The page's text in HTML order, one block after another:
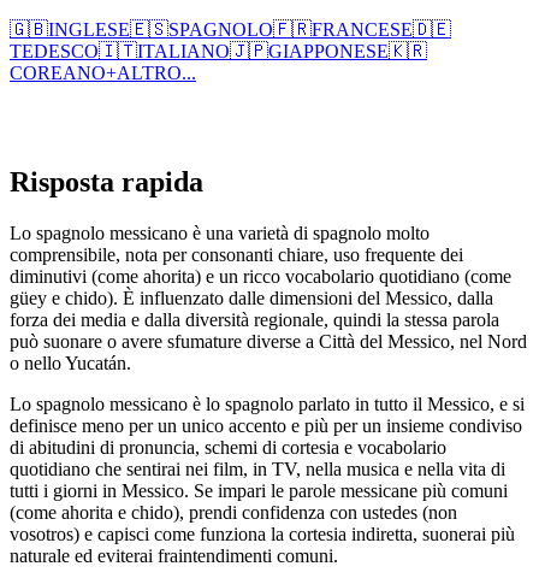
🇬🇧INGLESE🇪🇸SPAGNOLO🇫🇷FRANCESE🇩🇪
TEDESCO🇮🇹ITALIANO🇯🇵GIAPPONESE🇰🇷
COREANO+ALTRO...
Risposta rapida
Lo spagnolo messicano è una varietà di spagnolo molto
comprensibile, nota per consonanti chiare, uso frequente dei
diminutivi (come ahorita) e un ricco vocabolario quotidiano (come
güey e chido). È influenzato dalle dimensioni del Messico, dalla
forza dei media e dalla diversità regionale, quindi la stessa parola
può suonare o avere sfumature diverse a Città del Messico, nel Nord
o nello Yucatán.
Lo spagnolo messicano è lo spagnolo parlato in tutto il Messico, e si
definisce meno per un unico accento e più per un insieme condiviso
di abitudini di pronuncia, schemi di cortesia e vocabolario
quotidiano che sentirai nei film, in TV, nella musica e nella vita di
tutti i giorni in Messico. Se impari le parole messicane più comuni
(come ahorita e chido), prendi confidenza con ustedes (non
vosotros) e capisci come funziona la cortesia indiretta, suonerai più
naturale ed eviterai fraintendimenti comuni.